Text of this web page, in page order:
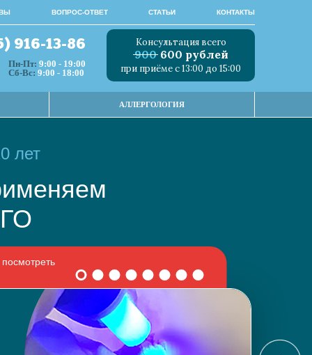
ВОПРОС-ОТВЕТ СТАТЬИ КОНТАКТЫ
916-13-86
Пн-Пт: 9:00 - 19:00
Сб-Вс: 9:00 - 18:00
Консультация всего
900 600 рублей
при приёме с 13:00 до 15:00
АЛЛЕРГОЛОГИЯ
лет